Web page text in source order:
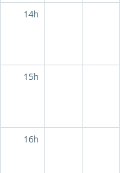
14h
15h
16h